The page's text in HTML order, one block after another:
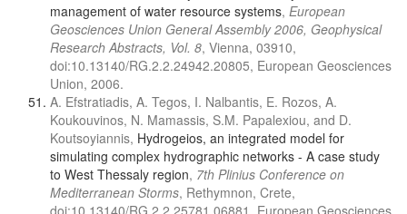
management of water resource systems, European
Geosciences Union General Assembly 2006, Geophysical
Research Abstracts, Vol. 8, Vienna, 03910,
doi:10.13140/RG.2.2.24942.20805, European Geosciences
Union, 2006.
A. Efstratiadis, A. Tegos, I. Nalbantis, E. Rozos, A.
Koukouvinos, N. Mamassis, S.M. Papalexiou, and D.
Koutsoyiannis, Hydrogeios, an integrated model for
simulating complex hydrographic networks - A case study
to West Thessaly region, 7th Plinius Conference on
Mediterranean Storms, Rethymnon, Crete,
doi:10.13140/RG.2.2.25781.06881, European Geosciences